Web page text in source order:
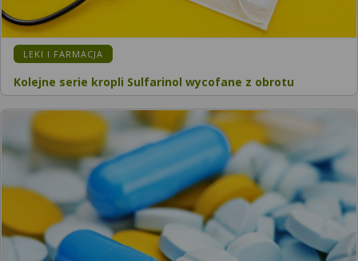
LEKI I FARMACJA
Kolejne serie kropli Sulfarinol wycofane z obrotu